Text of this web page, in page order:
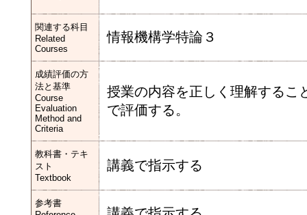
関連する科目
Related
Courses
情報機構学特論３
成績評価の方
法と基準
Course
Evaluation
Method and
Criteria
授業の内容を正しく理解するこ
で評価する。
教科書・テキ
スト
Textbook
講義で指示する
参考書